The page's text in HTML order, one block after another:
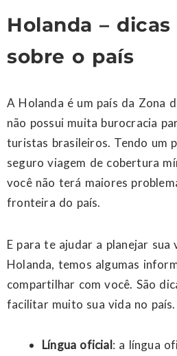
Holanda –
sobre o país
A Holanda é um país da Zona
não possui muita burocracia
turistas brasileiros. Tendo um
seguro viagem de cobertura
você não terá maiores
fronteira do país.
E para te ajudar a planejar sua
Holanda, temos algumas
compartilhar com você. São
facilitar muito sua vida no país.
Língua oficial: a língua